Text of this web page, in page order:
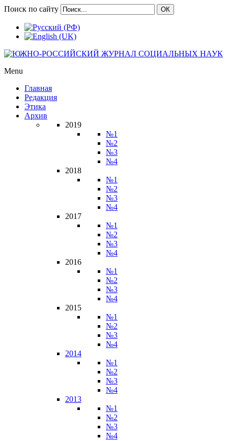
Поиск по сайту ОК
Menu
Главная
Редакция
Этика
Архив
2019
№1
№2
№3
№4
2018
№1
№2
№3
№4
2017
№1
№2
№3
№4
2016
№1
№2
№3
№4
2015
№1
№2
№3
№4
2014
№1
№2
№3
№4
2013
№1
№2
№3
№4